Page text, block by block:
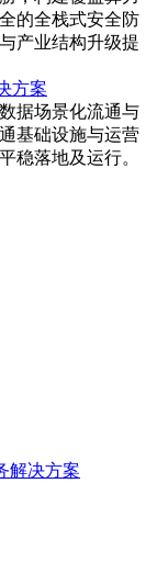
的全栈式安全防
产业结构升级提
方案
据场景化流通与
基础设施与运营
稳落地及运行。
解决方案